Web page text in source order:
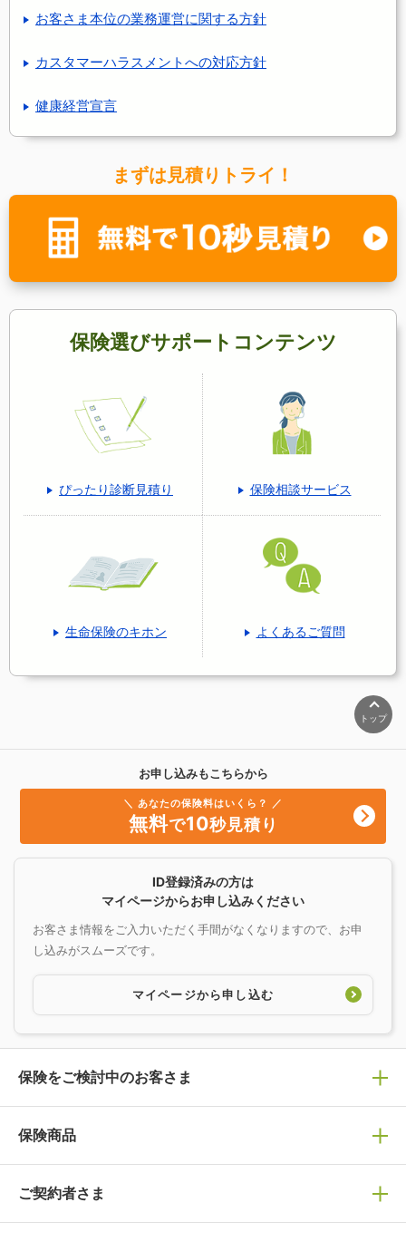
お客さま本位の業務運営に関する方針
カスタマーハラスメントへの対応方針
健康経営宣言
まずは見積りトライ！
保険選びサポートコンテンツ
ぴったり診断見積り 保険相談サービス
生命保険のキホン よくあるご質問
トップ
お申し込みもこちらから
＼ あなたの保険料はいくら？ ／
無料で10秒見積り
ID登録済みの方は
マイページからお申し込みください
お客さま情報をご入力いただく手間がなくなりますので、お申
し込みがスムーズです。
マイページから申し込む
保険をご検討中のお客さま
保険の選び方
保険選びで迷っている方はチェック！
保険商品
保険商品一覧
ご契約者さま